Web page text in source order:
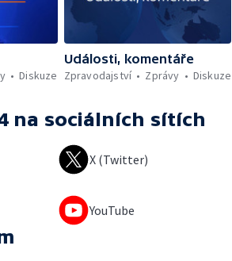
Diskuze
Události, komentáře
Zpravodajství
Zprávy Diskuze
na sociálních sítích
X (Twitter)
YouTube